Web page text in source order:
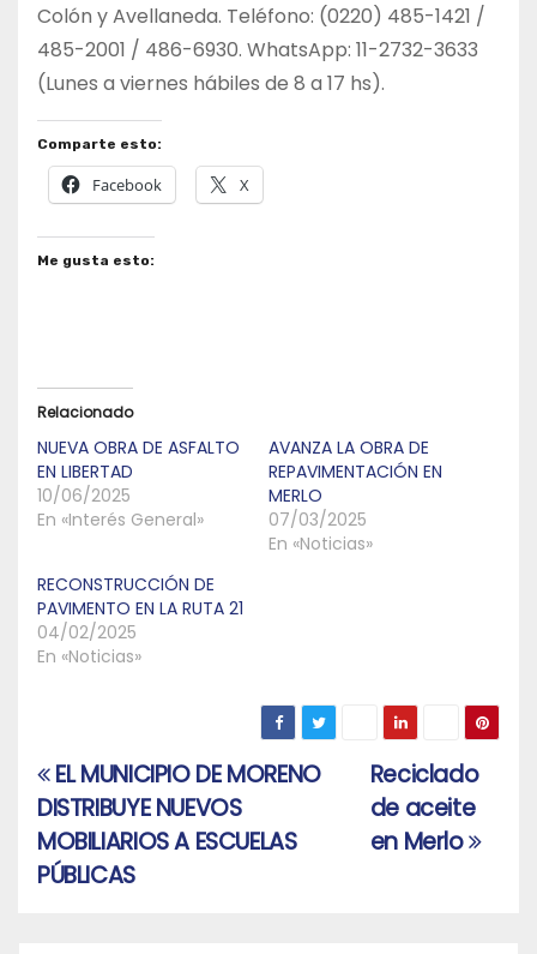
Colón y Avellaneda. Teléfono: (0220) 485-1421 /
485-2001 / 486-6930. WhatsApp: 11-2732-3633
(Lunes a viernes hábiles de 8 a 17 hs).
Comparte esto:
Facebook X
Me gusta esto:
Relacionado
NUEVA OBRA DE ASFALTO
EN LIBERTAD
10/06/2025
En «Interés General»
AVANZA LA OBRA DE
REPAVIMENTACIÓN EN
MERLO
07/03/2025
En «Noticias»
RECONSTRUCCIÓN DE
PAVIMENTO EN LA RUTA 21
04/02/2025
En «Noticias»
Navegación
de
entradas
Reciclado
de aceite
en Merlo
EL MUNICIPIO DE MORENO
DISTRIBUYE NUEVOS
MOBILIARIOS A ESCUELAS
PÚBLICAS